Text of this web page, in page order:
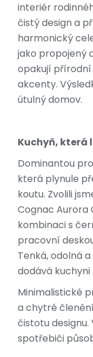
interiér
čistý design a
harmonický
jako propojený
opakují
akcenty.
útulný domov.
Kuchyň, která
Dominantou
která plynule
koutu. Zvolili
Cognac Aurora
kombinaci s
pracovní
Tenká, odolná
dodává
Minimalistické
a chytré
čistotu
spotřebiči